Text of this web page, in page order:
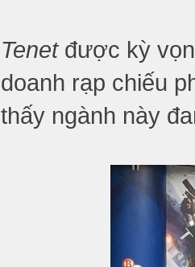
Tenet được kỳ
doanh rạp chiếu
thấy ngành này